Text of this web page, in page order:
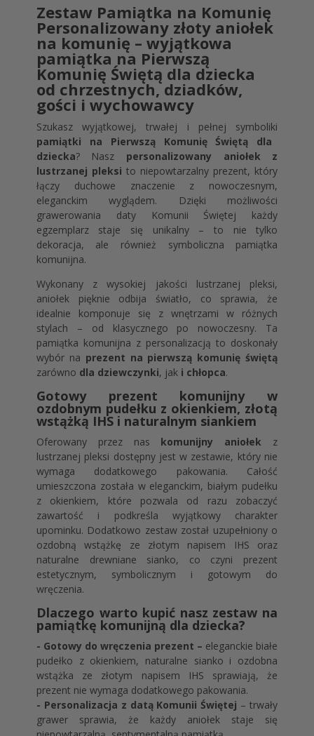
Zestaw Pamiątka na Komunię
Personalizowany złoty aniołek
na komunię – wyjątkowa
pamiątka na Pierwszą
Komunię Świętą dla dziecka
od chrzestnych, dziadków,
gości i wychowawcy
Szukasz wyjątkowej, trwałej i pełnej symboliki
pamiątki na Pierwszą Komunię Świętą dla
dziecka? Nasz personalizowany aniołek z
lustrzanej pleksi to niepowtarzalny prezent, który
łączy duchowe znaczenie z nowoczesnym,
eleganckim wyglądem. Dzięki możliwości
grawerowania daty Komunii Świętej każdy
egzemplarz staje się unikalny – to nie tylko
dekoracja, ale również symboliczna pamiątka
komunijna.
Wykonany z wysokiej jakości lustrzanej pleksi,
aniołek pięknie odbija światło, co sprawia, że
idealnie komponuje się z wnętrzami w różnych
stylach – od klasycznego po nowoczesny. Ta
pamiątka komunijna z personalizacją to doskonały
wybór na prezent na pierwszą komunię świętą
zarówno dla dziewczynki, jaki chłopca.
Gotowy prezent komunijny w
ozdobnym pudełku z okienkiem, złotą
wstążką IHS i naturalnym siankiem
Oferowany przez nas komunijny aniołek z
lustrzanej pleksi dostępny jest w zestawie, który nie
wymaga dodatkowego pakowania. Całość
umieszczona została w eleganckim, białym pudełku
z okienkiem, które pozwala od razu zobaczyć
zawartość i podkreśla wyjątkowy charakter
upominku. Dodatkowo zestaw został uzupełniony o
ozdobną wstążkę ze złotym napisem IHS oraz
naturalne drewniane sianko, co czyni prezent
estetycznym, symbolicznym i gotowym do
wręczenia.
Dlaczego warto kupić nasz zestaw na
pamiątkę komunijną dla dziecka?
- Gotowy do wręczenia prezent – eleganckie białe
pudełko z okienkiem, naturalne sianko i ozdobna
wstążka ze złotym napisem IHS sprawiają, że
prezent nie wymaga dodatkowego pakowania.
- Personalizacja z datą Komunii Świętej – trwały
grawer sprawia, że każdy aniołek staje się